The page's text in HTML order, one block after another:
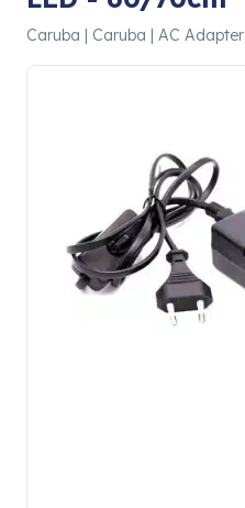
Caruba | Caruba | AC Adapter